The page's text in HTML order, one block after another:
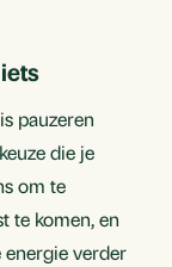
pauzeren
die je
om te
te komen, en
verder